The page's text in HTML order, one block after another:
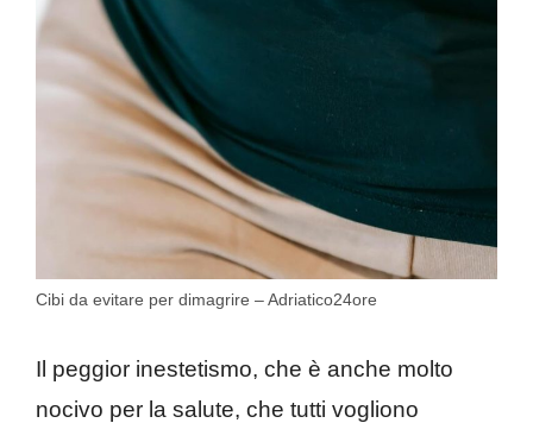
Cibi da evitare per dimagrire – Adriatico24ore
Il peggior inestetismo, che è anche molto
nocivo per la salute, che tutti vogliono